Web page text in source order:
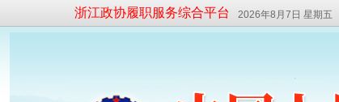
浙江政协履职服务综合平台 2026年8月7日 星期五